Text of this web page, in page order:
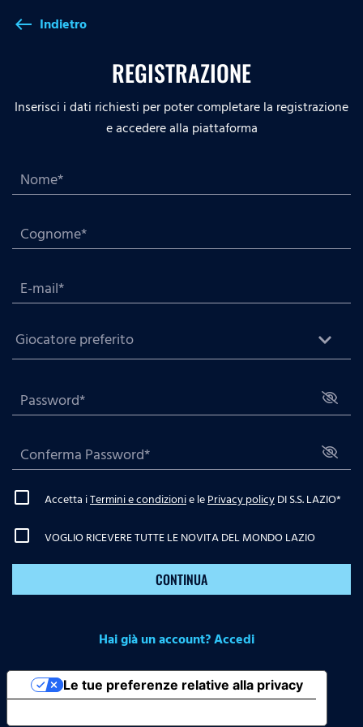
west Indietro
REGISTRAZIONE
Inserisci i dati richiesti per poter completare la registrazione
e accedere alla piattaforma
Accetta iTermini e condizionie lePrivacy policyDI S.S. LAZIO*
VOGLIO RICEVERE TUTTE LE NOVITA DEL MONDO LAZIO
CONTINUA
Hai già un account? Accedi
Le tue preferenze relative alla privacy